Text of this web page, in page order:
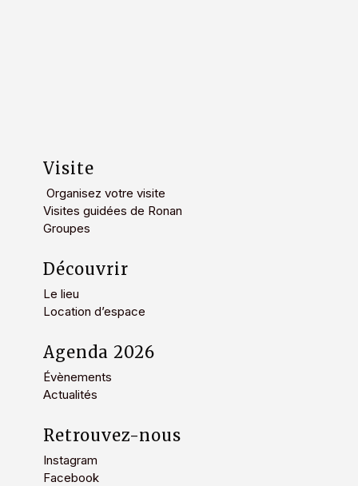
Visite
Organisez votre visite
Visites guidées de Ronan
Groupes
Découvrir
Le lieu
Location d’espace
Agenda 2026
Évènements
Actualités
Retrouvez-nous
Instagram
Facebook